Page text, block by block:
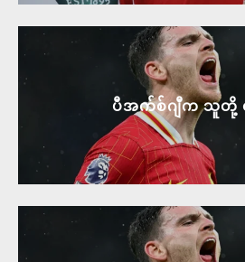
ပီအက်စ်ဂျီက သူတို့